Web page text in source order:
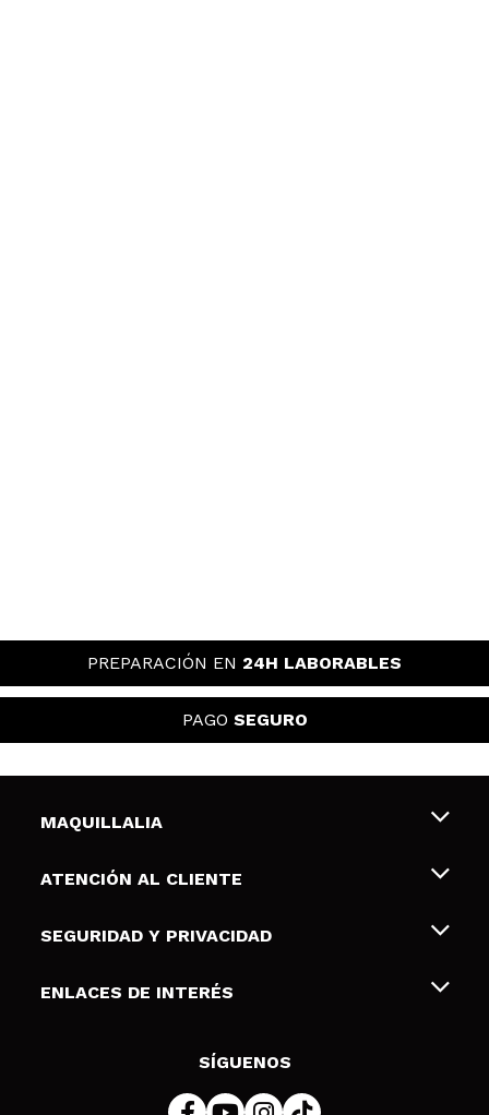
PREPARACIÓN EN 24H LABORABLES
PAGO SEGURO
MAQUILLALIA
Sobre nosotros
Tarjetas de Regalo
ATENCIÓN AL CLIENTE
Envíos y devoluciones
Formas de pago
SEGURIDAD Y PRIVACIDAD
Terminos y condiciones de uso
Política de cookies
ENLACES DE INTERÉS
SÍGUENOS